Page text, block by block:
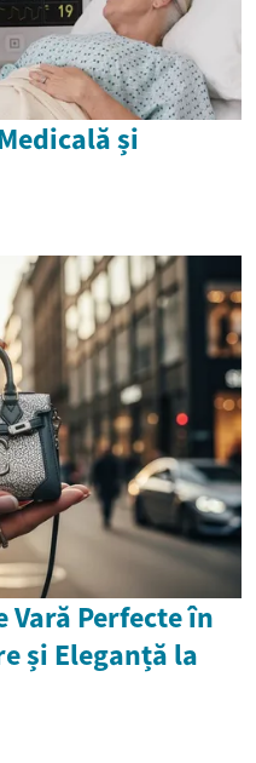
și
Vară Perfecte în
și Eleganță la